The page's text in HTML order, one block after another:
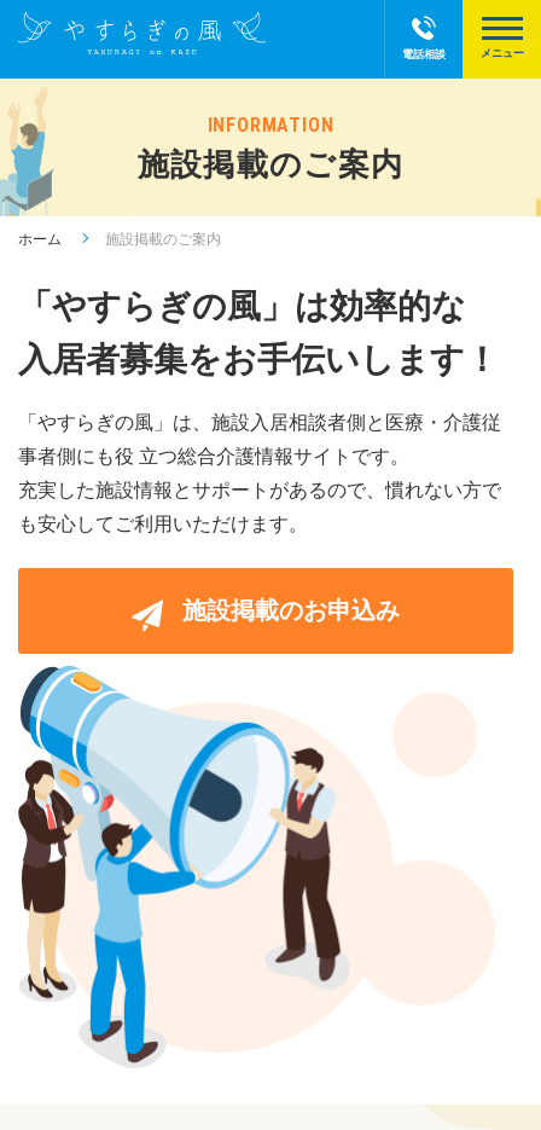
電話相談
INFORMATION
施設掲載のご案内
ホーム 施設掲載のご案内
「やすらぎの風」は効率的な
入居者募集をお手伝いします！
「やすらぎの風」は、施設入居相談者側と医療・介護従
事者側にも役 立つ総合介護情報サイトです。
充実した施設情報とサポートがあるので、慣れない方で
も安心してご利用いただけます。
施設掲載のお申込み